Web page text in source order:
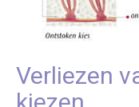
Verliezen